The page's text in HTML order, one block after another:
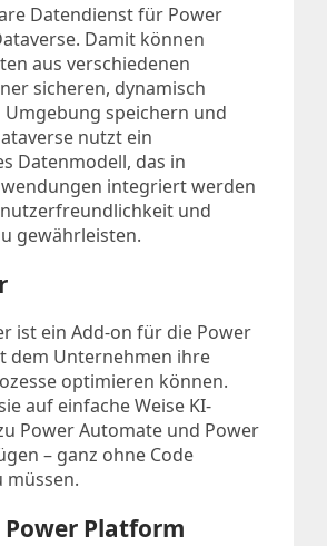
Datendienst für Power
Damit können
aus verschiedenen
sicheren, dynamisch
speichern und
nutzt ein
Datenmodell, das in
integriert werden
und
gewährleisten.
ist ein Add-on für die Power
dem Unternehmen ihre
optimieren können.
auf einfache Weise KI-
Power Automate und Power
– ganz ohne Code
müssen.
Power Platform